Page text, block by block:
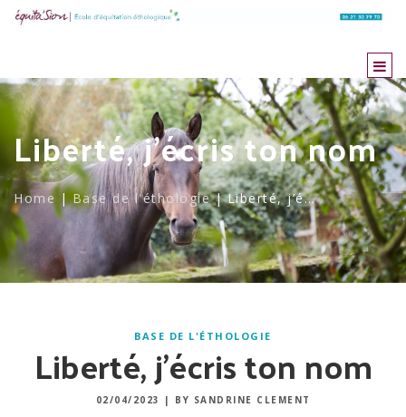
Liberté, j’écris ton nom
Home | Base de l'éthologie | Liberté, j’é…
BASE DE L'ÉTHOLOGIE
Liberté, j’écris ton nom
02/04/2023 | BY SANDRINE CLEMENT